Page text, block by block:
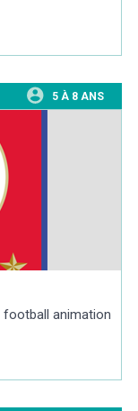
5 À 8 ANS
football animation